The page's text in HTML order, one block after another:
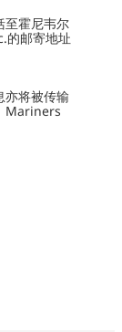
至霍尼韦尔
邮寄地址
亦将被传输
Mariners